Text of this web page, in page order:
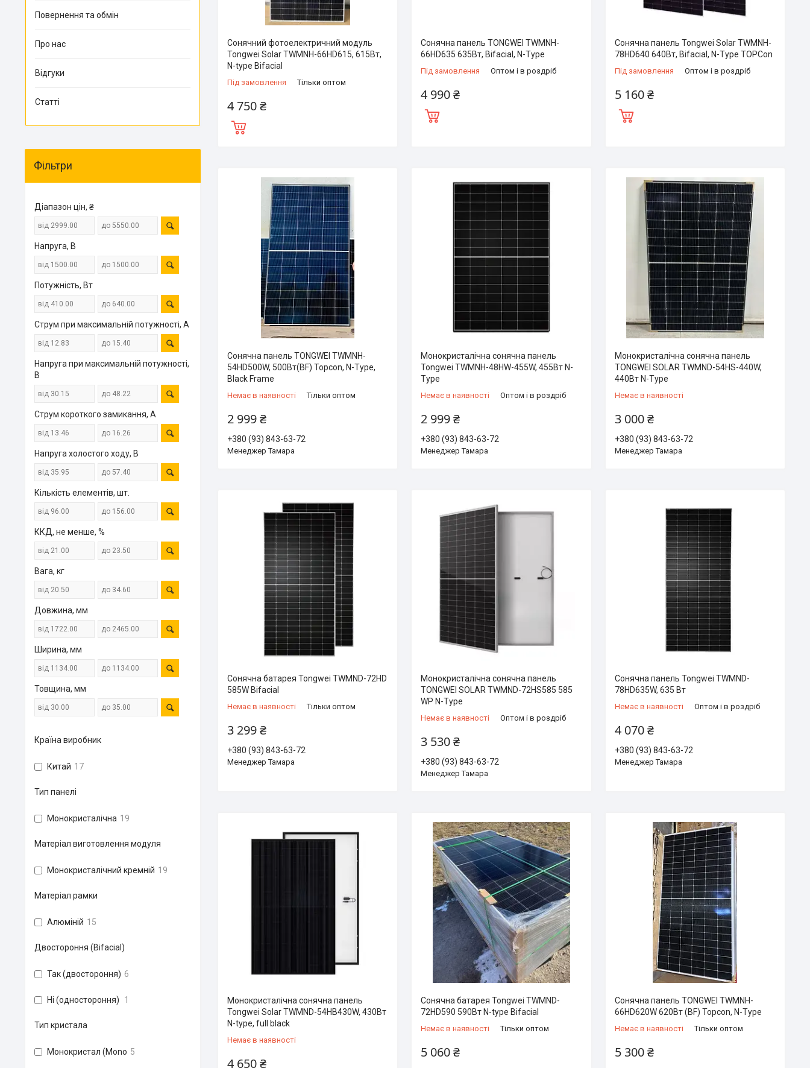
Сонячний фотоелектричний модуль
Tongwei Solar TWMNH-66HD615, 615Вт,
N-type Bifacial
Під замовлення Тільки оптом
4 750 ₴
Сонячна панель TONGWEI TWMNH-
66HD635 635Вт, Bifacial, N-Type
Під замовлення Оптом і в роздріб
4 990 ₴
Сонячна панель Tongwei Solar TWMNH-
78HD640 640Вт, Bifacial, N-Type TOPCon
Під замовлення Оптом і в роздріб
5 160 ₴
Сонячна панель TONGWEI TWMNH-
54HD500W, 500Вт(BF) Topcon, N-Type,
Black Frame
Немає в наявності Тільки оптом
2 999 ₴
+380 (93) 843-63-72
Менеджер Тамара
Монокристалічна сонячна панель
Tongwei TWMNH-48HW-455W, 455Вт N-
Type
Немає в наявності Оптом і в роздріб
2 999 ₴
+380 (93) 843-63-72
Менеджер Тамара
Монокристалічна сонячна панель
TONGWEI SOLAR TWMND-54HS-440W,
440Вт N-Type
Немає в наявності
3 000 ₴
+380 (93) 843-63-72
Менеджер Тамара
Сонячна батарея Tongwei TWMND-72HD
585W Bifacial
Немає в наявності Тільки оптом
3 299 ₴
+380 (93) 843-63-72
Менеджер Тамара
Монокристалічна сонячна панель
TONGWEI SOLAR TWMND-72HS585 585
WP N-Type
Немає в наявності Оптом і в роздріб
3 530 ₴
+380 (93) 843-63-72
Менеджер Тамара
Сонячна панель Tongwei TWMND-
78HD635W, 635 Вт
Немає в наявності Оптом і в роздріб
4 070 ₴
+380 (93) 843-63-72
Менеджер Тамара
Монокристалічна сонячна панель
Tongwei Solar TWMND-54HB430W, 430Вт
N-type, full black
Немає в наявності
4 650 ₴
Сонячна батарея Tongwei TWMND-
72HD590 590Вт N-type Bifacial
Немає в наявності Тільки оптом
5 060 ₴
Сонячна панель TONGWEI TWMNH-
66HD620W 620Вт (BF) Topcon, N-Type
Немає в наявності Тільки оптом
5 300 ₴
Повернення та обмін
Про нас
Відгуки
Статті
Фільтри
Діапазон цін, ₴
Напруга, В
Потужність, Вт
Струм при максимальній потужності, А
Напруга при максимальній потужності,
В
Струм короткого замикання, А
Напруга холостого ходу, В
Кількість елементів, шт.
ККД, не менше, %
Вага, кг
Довжина, мм
Ширина, мм
Товщина, мм
Країна виробник
Китай 17
Тип панелі
Монокристалічна 19
Матеріал виготовлення модуля
Монокристалічний кремній 19
Матеріал рамки
Алюміній 15
Двостороння (Bifacial)
Так (двостороння) 6
Ні (одностороння) 1
Тип кристала
Монокристал (Mono 5